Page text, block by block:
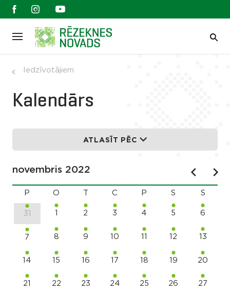
Iedzīvotājiem
Kalendārs
ATLASĪT PĒC
novembris 2022
P O C P S S
31 1 2 3 4 5 6
7 8 9 10 11 12 13
14 15 16 17 18 19 20
21 22 23 24 25 26 27